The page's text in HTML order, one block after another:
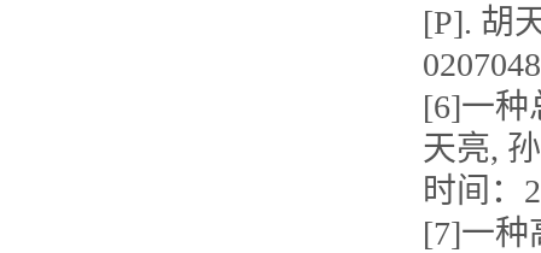
[P]. 胡
[6]一种
天亮,
时间：
[7]一种